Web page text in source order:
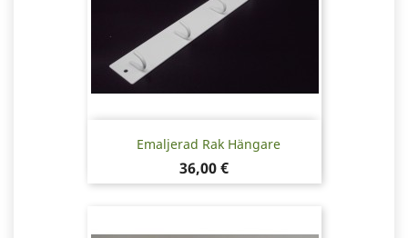
Emaljerad Rak Hängare
Pris
36,00 €